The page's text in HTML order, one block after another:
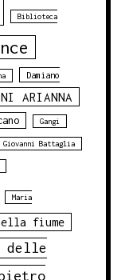
Biblioteca
Damiano
ARIANNA
Gangi
Giovanni Battaglia
Maria
fiume
delle